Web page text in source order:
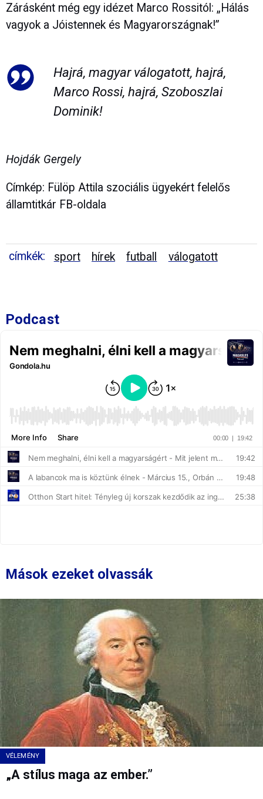
Zárásként még egy idézet Marco Rossitól: „Hálás
vagyok a Jóistennek és Magyarországnak!”
Hajrá, magyar válogatott, hajrá,
Marco Rossi, hajrá, Szoboszlai
Dominik!
Hojdák Gergely
Címkép: Fülöp Attila szociális ügyekért felelős
államtitkár FB-oldala
címkék: sport hírek futball válogatott
Podcast
Mások ezeket olvassák
VÉLEMÉNY
„A stílus maga az ember.”